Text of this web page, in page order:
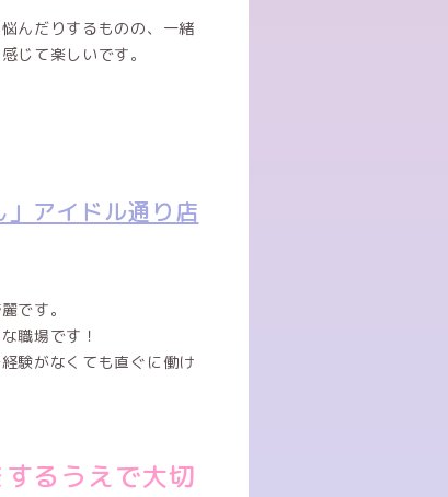
んだりするものの、一緒
じて楽しいです。
アイドル通り店
です。
職場です！
験がなくても直ぐに働け
るうえで大切